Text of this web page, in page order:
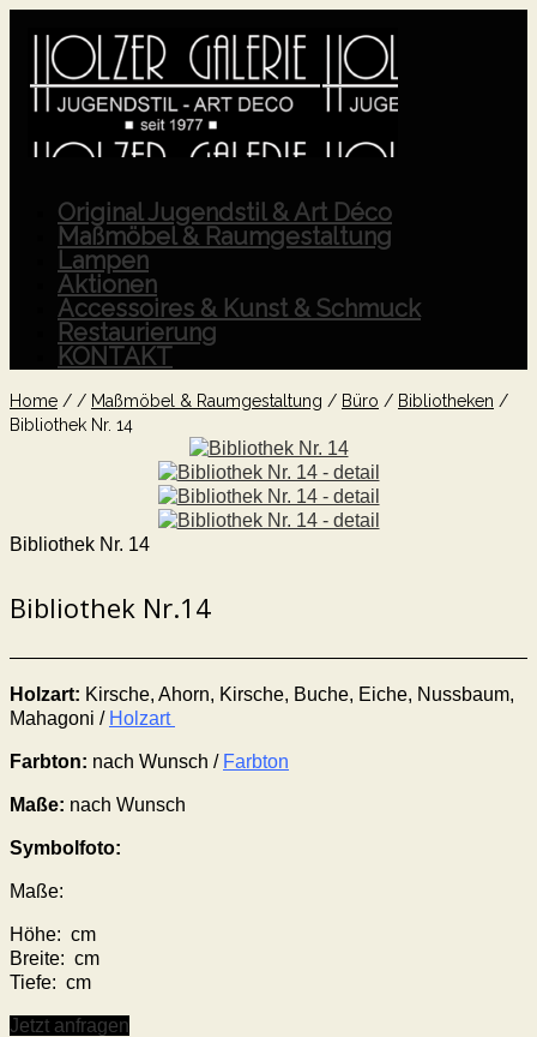
Original Jugendstil & Art Déco
Maßmöbel & Raumgestaltung
Lampen
Aktionen
Accessoires & Kunst & Schmuck
Restaurierung
KONTAKT
Home / / Maßmöbel & Raumgestaltung / Büro / Bibliotheken /
Bibliothek Nr. 14
Bibliothek Nr. 14
Bibliothek Nr.14
Holzart: Kirsche, Ahorn, Kirsche, Buche, Eiche, Nussbaum,
Mahagoni / Holzart
Farbton: nach Wunsch / Farbton
Maße: nach Wunsch
Symbolfoto:
Maße:
Höhe: cm
Breite: cm
Tiefe: cm
Jetzt anfragen